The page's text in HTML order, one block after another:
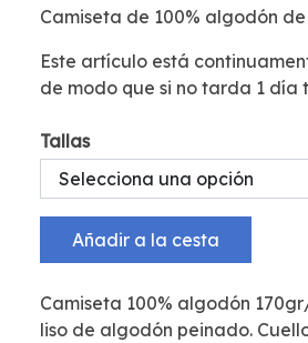
Camiseta de 100% algodón
Este artículo está
de modo que si no tarda 1 día
Tallas
Añadir a la cesta
Camiseta 100% algodón
liso de algodón peinado.